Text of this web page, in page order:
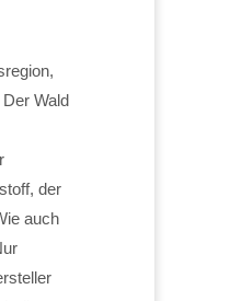
Wald
der
auch